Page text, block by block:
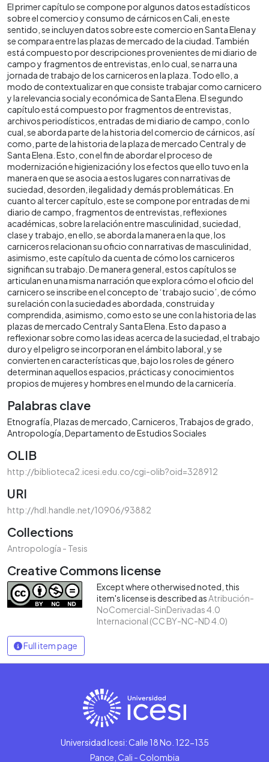
El primer capítulo se compone por algunos datos estadísticos
sobre el comercio y consumo de cárnicos en Cali, en este
sentido, se incluyen datos sobre este comercio en Santa Elena y
se compara entre las plazas de mercado de la ciudad. También
está compuesto por descripciones provenientes de mi diario de
campo y fragmentos de entrevistas, en lo cual, se narra una
jornada de trabajo de los carniceros en la plaza. Todo ello, a
modo de contextualizar en que consiste trabajar como carnicero
y la relevancia social y económica de Santa Elena. El segundo
capítulo está compuesto por fragmentos de entrevistas,
archivos periodísticos, entradas de mi diario de campo, con lo
cual, se aborda parte de la historia del comercio de cárnicos, así
como, parte de la historia de la plaza de mercado Central y de
Santa Elena. Esto, con el fin de abordar el proceso de
modernización e higienización y los efectos que ello tuvo en la
manera en que se asocia a estos lugares con narrativas de
suciedad, desorden, ilegalidad y demás problemáticas. En
cuanto al tercer capítulo, este se compone por entradas de mi
diario de campo, fragmentos de entrevistas, reflexiones
académicas, sobre la relación entre masculinidad, suciedad,
clase y trabajo, en ello, se aborda la manera en la que, los
carniceros relacionan su oficio con narrativas de masculinidad,
asimismo, este capítulo da cuenta de cómo los carniceros
significan su trabajo. De manera general, estos capítulos se
articulan en una misma narración que explora cómo el oficio del
carnicero se inscribe en el concepto de ‘trabajo sucio’, de cómo
su relación con la suciedad es abordada, construida y
comprendida, asimismo, como esto se une con la historia de las
plazas de mercado Central y Santa Elena. Esto da paso a
reflexionar sobre como las ideas acerca de la suciedad, el trabajo
duro y el peligro se incorporan en el ámbito laboral, y se
convierten en características que, bajo los roles de género
determinan aquellos espacios, prácticas y conocimientos
propios de mujeres y hombres en el mundo de la carnicería.
Palabras clave
Etnografía Plazas de mercado Carniceros Trabajos de grado
Antropología Departamento de Estudios Sociales
OLIB
http://biblioteca2.icesi.edu.co/cgi-olib?oid=328912
URI
http://hdl.handle.net/10906/93882
Collections
Antropología - Tesis
Creative Commons license
Except where otherwised noted, this
item's license is described asAtribución-
NoComercial-SinDerivadas 4.0
Internacional (CC BY-NC-ND 4.0)
Full item page
Universidad Icesi: Calle 18 No. 122-135
Pance, Cali - Colombia